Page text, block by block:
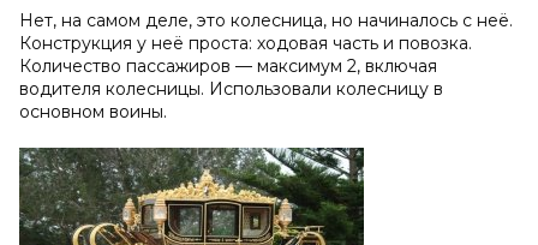
Нет, на самом деле, это колесница, но начиналось с неё.
Конструкция у неё проста: ходовая часть и повозка.
Количество пассажиров — максимум 2, включая
водителя колесницы. Использовали колесницу в
основном воины.